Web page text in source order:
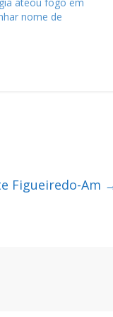
ateou fogo em
nome de
Figueiredo-Am